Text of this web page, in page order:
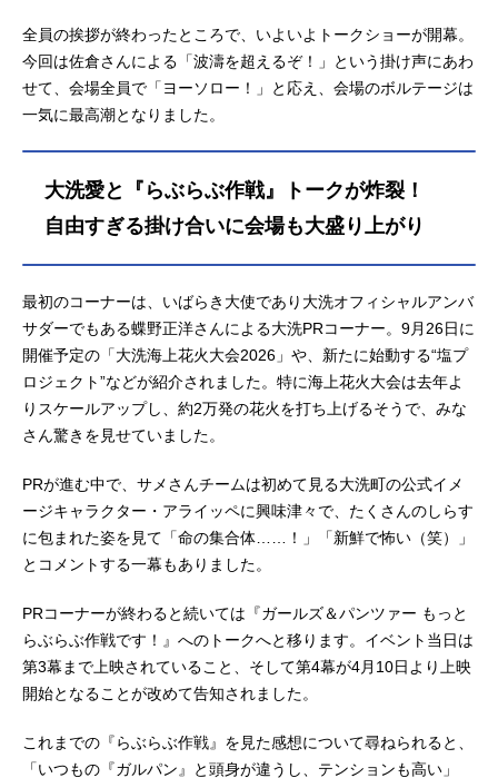
全員の挨拶が終わったところで、いよいよトークショーが開幕。
今回は佐倉さんによる「波濤を超えるぞ！」という掛け声にあわ
せて、会場全員で「ヨーソロー！」と応え、会場のボルテージは
一気に最高潮となりました。
大洗愛と『らぶらぶ作戦』トークが炸裂！
自由すぎる掛け合いに会場も大盛り上がり
最初のコーナーは、いばらき大使であり大洗オフィシャルアンバ
サダーでもある蝶野正洋さんによる大洗PRコーナー。9月26日に
開催予定の「大洗海上花火大会2026」や、新たに始動する“塩プ
ロジェクト”などが紹介されました。特に海上花火大会は去年よ
りスケールアップし、約2万発の花火を打ち上げるそうで、みな
さん驚きを見せていました。
PRが進む中で、サメさんチームは初めて見る大洗町の公式イメ
ージキャラクター・アライッペに興味津々で、たくさんのしらす
に包まれた姿を見て「命の集合体……！」「新鮮で怖い（笑）」
とコメントする一幕もありました。
PRコーナーが終わると続いては『ガールズ＆パンツァー もっと
らぶらぶ作戦です！』へのトークへと移ります。イベント当日は
第3幕まで上映されていること、そして第4幕が4月10日より上映
開始となることが改めて告知されました。
これまでの『らぶらぶ作戦』を見た感想について尋ねられると、
「いつもの『ガルパン』と頭身が違うし、テンションも高い」